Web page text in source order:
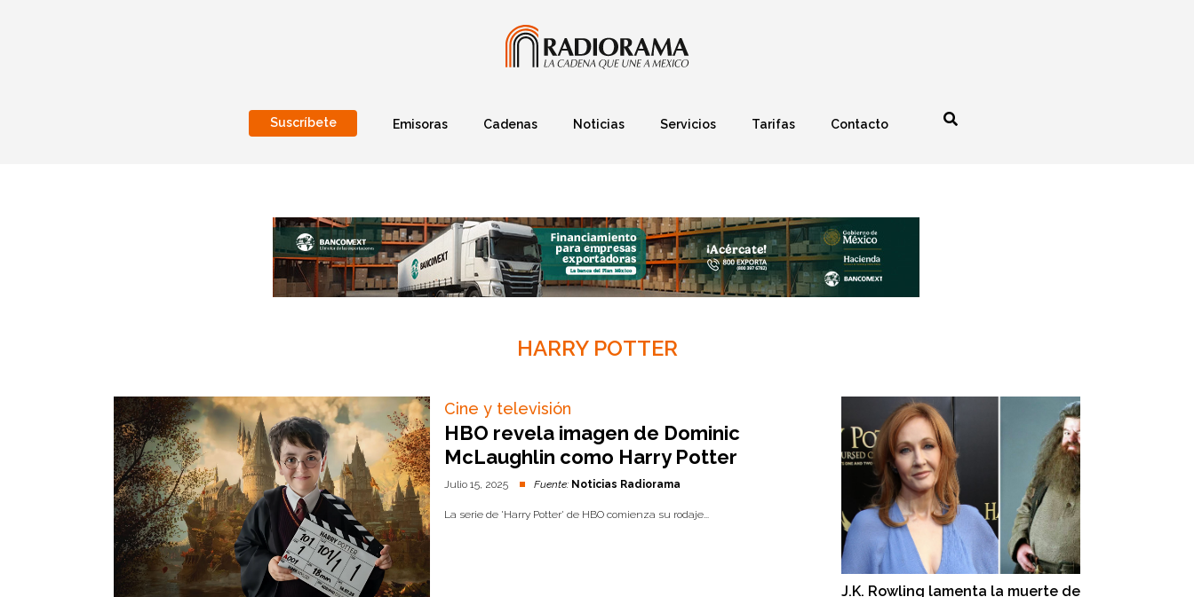
Suscríbete Emisoras Cadenas Noticias Servicios Tarifas Contacto
HARRY POTTER
Cine y televisión
HBO revela imagen de Dominic
McLaughlin como Harry Potter
Julio 15, 2025 Fuente: Noticias Radiorama
La serie de 'Harry Potter' de HBO comienza su rodaje...
J.K. Rowling lamenta la muerte de